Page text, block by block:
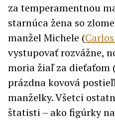
za temperamentnou
starnúca žena so
manžel Michele (
vystupovať rozvážne,
moria žiaľ za dieťaťom
prázdna kovová
manželky. Všetci
štatisti – ako figúrky